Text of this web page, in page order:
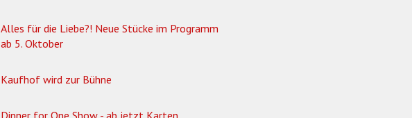
Alles für die Liebe?! Neue Stücke im Programm
ab 5. Oktober
Kaufhof wird zur Bühne
Dinner for One Show - ab jetzt Karten